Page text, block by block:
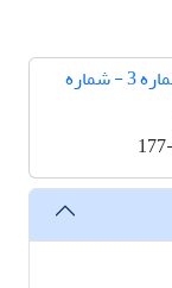
دوره 38، شماره 3 - شماره